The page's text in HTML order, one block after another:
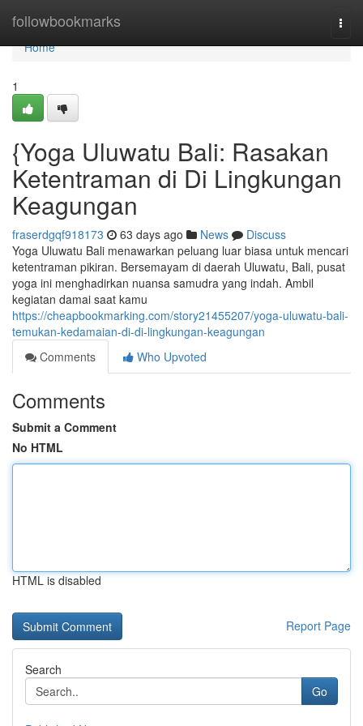
followbookmarks
Home
Home
1
{Yoga Uluwatu Bali: Rasakan
Ketentraman di Di Lingkungan
Keagungan
fraserdgqf918173 63 days ago News
Discuss
Yoga Uluwatu Bali menawarkan peluang luar biasa untuk mencari
ketentraman pikiran. Bersemayam di daerah Uluwatu, Bali, pusat
yoga ini menghadirkan nuansa samudra yang indah. Ambil
kegiatan damai saat kamu
https://cheapbookmarking.com/story21455207/yoga-uluwatu-bali-
temukan-kedamaian-di-di-lingkungan-keagungan
Comments
Who Upvoted
Comments
Submit a Comment
No HTML
HTML is disabled
Report Page
Search
Go